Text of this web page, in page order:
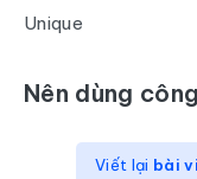
Unique
Nên dùng
Viết lại bài